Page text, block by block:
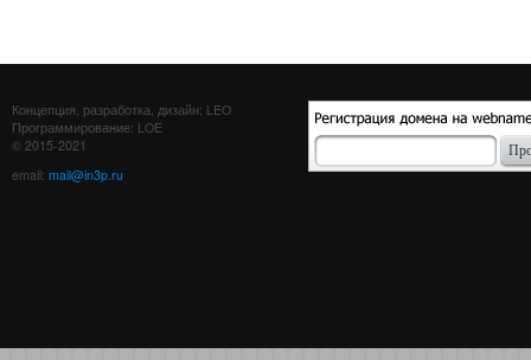
Концепция, разработка, дизайн: LEO
Программирование: LOE
© 2015-2021
email: mail@in3p.ru